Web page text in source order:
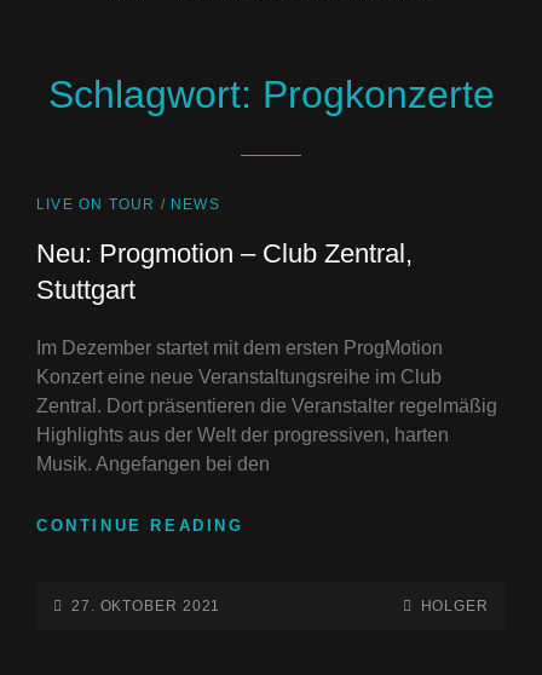
Schlagwort: Progkonzerte
CAT
LIVE ON TOUR / NEWS
Neu: Progmotion – Club Zentral,
Stuttgart
Im Dezember startet mit dem ersten ProgMotion
Konzert eine neue Veranstaltungsreihe im Club
Zentral. Dort präsentieren die Veranstalter regelmäßig
Highlights aus der Welt der progressiven, harten
Musik. Angefangen bei den
CONTINUE READING
POSTED-
27. OKTOBER 2021
BY
BYLINE
HOLGER